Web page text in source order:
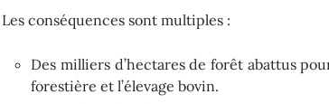
Les conséquences sont multiples :
Des milliers d’hectares de forêt abattus
forestière et l’élevage bovin.